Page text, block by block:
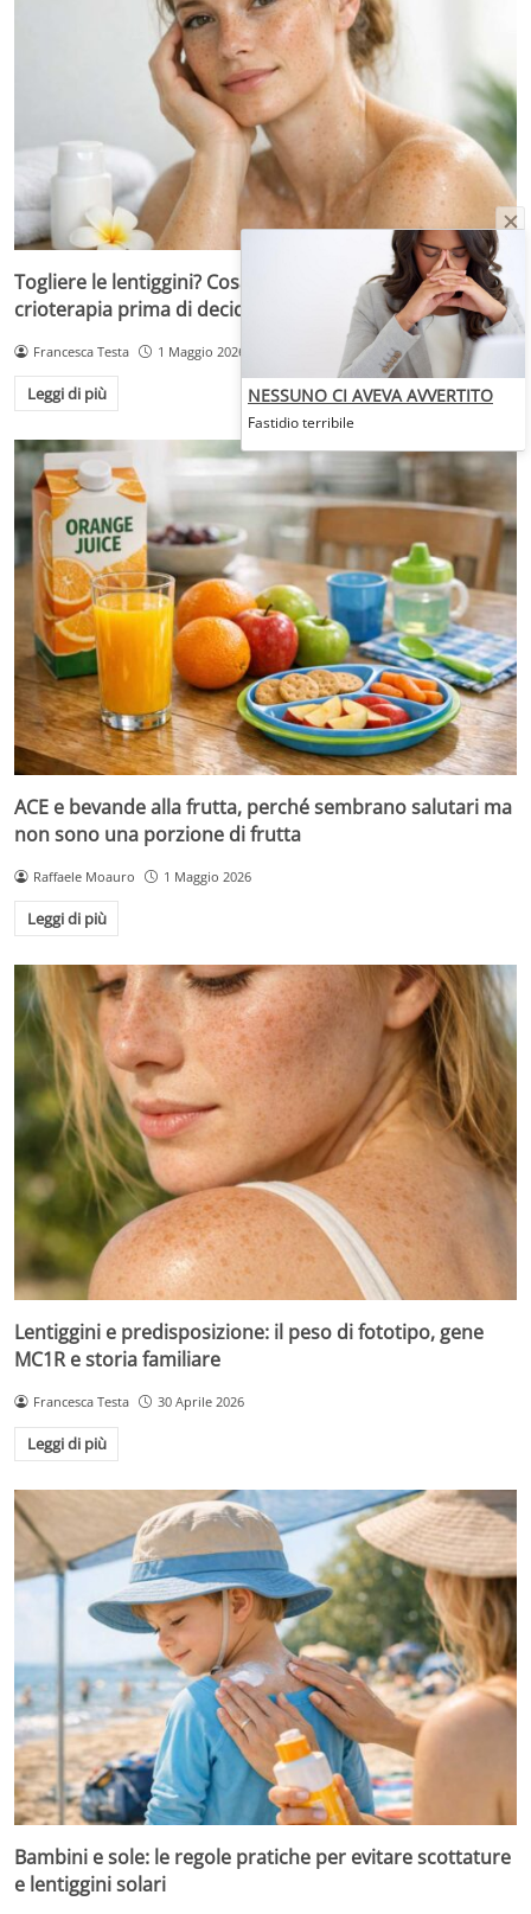
Togliere le lentiggini? Cosa sapere su laser, peeling e
crioterapia prima di decidere
Francesca Testa 1 Maggio 2026
Leggi di più
ACE e bevande alla frutta, perché sembrano salutari ma
non sono una porzione di frutta
Raffaele Moauro 1 Maggio 2026
Leggi di più
Lentiggini e predisposizione: il peso di fototipo, gene
MC1R e storia familiare
Francesca Testa 30 Aprile 2026
Leggi di più
Bambini e sole: le regole pratiche per evitare scottature
e lentiggini solari
NESSUNO CI AVEVA AVVERTITO
Fastidio terribile